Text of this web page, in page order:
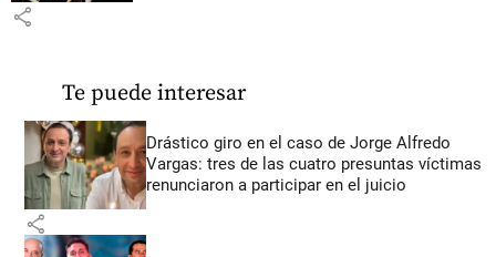
share
Te puede interesar
Drástico giro en el caso de Jorge Alfredo
Vargas: tres de las cuatro presuntas víctimas
renunciaron a participar en el juicio
share